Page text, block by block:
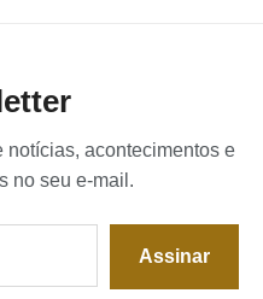
notícias, acontecimentos e
no seu e-mail.
Assinar